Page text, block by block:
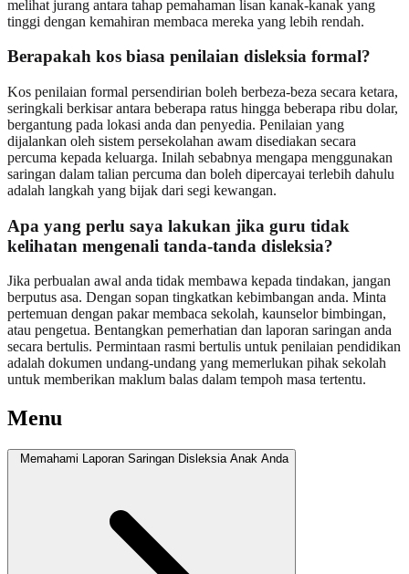
melihat jurang antara tahap pemahaman lisan kanak-kanak yang
tinggi dengan kemahiran membaca mereka yang lebih rendah.
Berapakah kos biasa penilaian disleksia formal?
Kos penilaian formal persendirian boleh berbeza-beza secara ketara,
seringkali berkisar antara beberapa ratus hingga beberapa ribu dolar,
bergantung pada lokasi anda dan penyedia. Penilaian yang
dijalankan oleh sistem persekolahan awam disediakan secara
percuma kepada keluarga. Inilah sebabnya mengapa menggunakan
saringan dalam talian percuma dan boleh dipercayai terlebih dahulu
adalah langkah yang bijak dari segi kewangan.
Apa yang perlu saya lakukan jika guru tidak
kelihatan mengenali tanda-tanda disleksia?
Jika perbualan awal anda tidak membawa kepada tindakan, jangan
berputus asa. Dengan sopan tingkatkan kebimbangan anda. Minta
pertemuan dengan pakar membaca sekolah, kaunselor bimbingan,
atau pengetua. Bentangkan pemerhatian dan laporan saringan anda
secara bertulis. Permintaan rasmi bertulis untuk penilaian pendidikan
adalah dokumen undang-undang yang memerlukan pihak sekolah
untuk memberikan maklum balas dalam tempoh masa tertentu.
Menu
Memahami Laporan Saringan Disleksia Anak Anda